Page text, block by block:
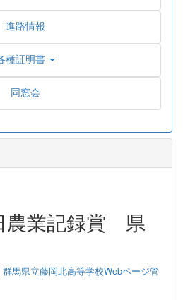
進路情報
種証明書
同窓会
農業記録賞 県
群馬県立藤岡北高等学校Webページ管